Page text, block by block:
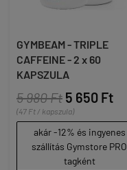
GYMBEAM - TRIPLE
CAFFEINE - 2 x 60
KAPSZULA
5 980 Ft 5 650 Ft
(47 Ft / kapszula)
akár -12% és ingyenes
szállítás Gymstore PRO
tagként